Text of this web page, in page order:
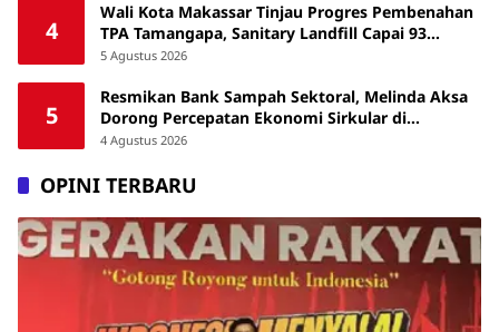
4
Wali Kota Makassar Tinjau Progres Pembenahan
TPA Tamangapa, Sanitary Landfill Capai 93
Persen
5 Agustus 2026
5
Resmikan Bank Sampah Sektoral, Melinda Aksa
Dorong Percepatan Ekonomi Sirkular di
Makassar
4 Agustus 2026
OPINI TERBARU